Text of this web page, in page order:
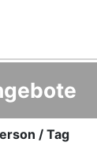
/ Tag